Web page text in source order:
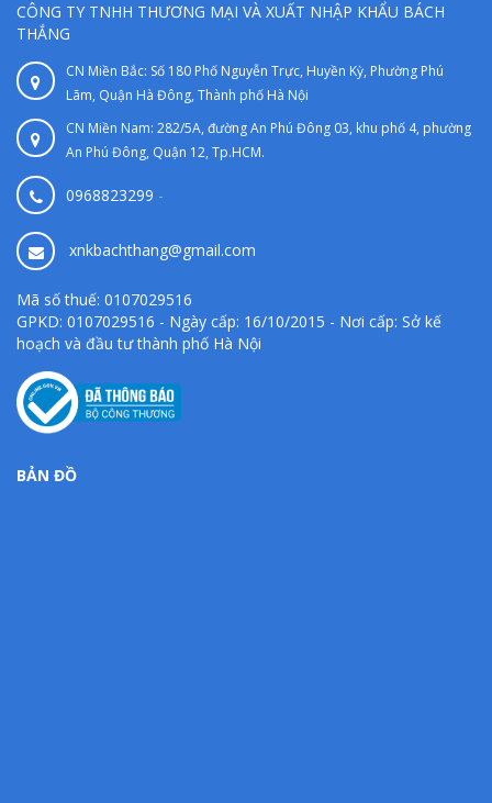
CÔNG TY TNHH THƯƠNG MẠI VÀ XUẤT NHẬP KHẨU BÁCH
THẮNG
CN Miền Bắc: Số 180 Phố Nguyễn Trực, Huyền Kỳ, Phường Phú
Lãm, Quận Hà Đông, Thành phố Hà Nội
CN Miền Nam: 282/5A, đường An Phú Đông 03, khu phố 4, phường
An Phú Đông, Quận 12, Tp.HCM.
0968823299 -
xnkbachthang@gmail.com
Mã số thuế: 0107029516
GPKD: 0107029516 - Ngày cấp: 16/10/2015 - Nơi cấp: Sở kế
hoạch và đầu tư thành phố Hà Nội
BẢN ĐỒ